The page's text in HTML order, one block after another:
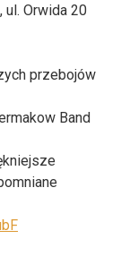
ul. Orwida 20
przebojów
Band